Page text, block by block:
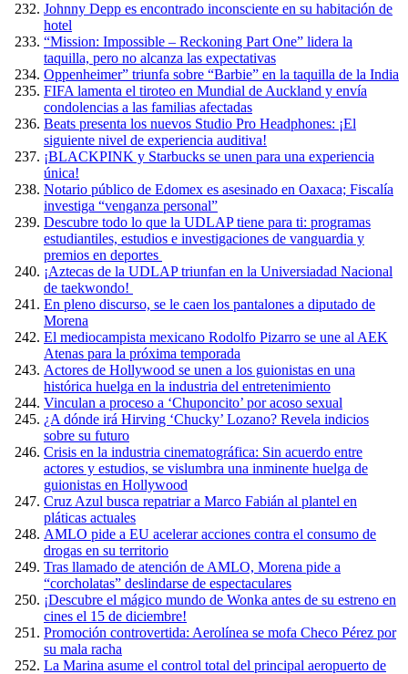
Johnny Depp es encontrado inconsciente en su habitación de
hotel
“Mission: Impossible – Reckoning Part One” lidera la
taquilla, pero no alcanza las expectativas
Oppenheimer” triunfa sobre “Barbie” en la taquilla de la India
FIFA lamenta el tiroteo en Mundial de Auckland y envía
condolencias a las familias afectadas
Beats presenta los nuevos Studio Pro Headphones: ¡El
siguiente nivel de experiencia auditiva!
¡BLACKPINK y Starbucks se unen para una experiencia
única!
Notario público de Edomex es asesinado en Oaxaca; Fiscalía
investiga “venganza personal”
Descubre todo lo que la UDLAP tiene para ti: programas
estudiantiles, estudios e investigaciones de vanguardia y
premios en deportes
¡Aztecas de la UDLAP triunfan en la Universiadad Nacional
de taekwondo!
En pleno discurso, se le caen los pantalones a diputado de
Morena
El mediocampista mexicano Rodolfo Pizarro se une al AEK
Atenas para la próxima temporada
Actores de Hollywood se unen a los guionistas en una
histórica huelga en la industria del entretenimiento
Vinculan a proceso a ‘Chuponcito’ por acoso sexual
¿A dónde irá Hirving ‘Chucky’ Lozano? Revela indicios
sobre su futuro
Crisis en la industria cinematográfica: Sin acuerdo entre
actores y estudios, se vislumbra una inminente huelga de
guionistas en Hollywood
Cruz Azul busca repatriar a Marco Fabián al plantel en
pláticas actuales
AMLO pide a EU acelerar acciones contra el consumo de
drogas en su territorio
Tras llamado de atención de AMLO, Morena pide a
“corcholatas” deslindarse de espectaculares
¡Descubre el mágico mundo de Wonka antes de su estreno en
cines el 15 de diciembre!
Promoción controvertida: Aerolínea se mofa Checo Pérez por
su mala racha
La Marina asume el control total del principal aeropuerto de